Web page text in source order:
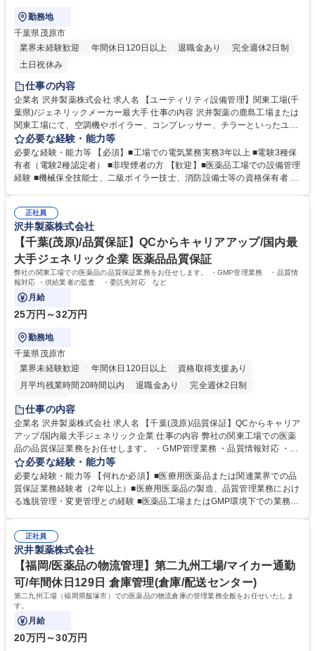
勤務地
千葉県茂原市
業界未経験歓迎
年間休日120日以上 退職金あり
完全週休2日制
土日祝休み
仕事の内容
企業名 沢井製薬株式会社 求人名 【ユーティリティ設備管理】関東工場(千
葉県)/ジェネリックメーカー最大手 仕事の内容 沢井製薬の鹿島工場または
関東工場にて、空調機やボイラー、コンプレッサー、チラーといったユー
ティリティ設備の運転、監視、点検、整備などの保守管理運営業務全般を
お任せします。 【詳細】 ■空調機、ボイラー、コンプレッサー、チラー等
のユーティリティ設備の運転・監視・点検・整備実務 ■各設備の中長期計
画の作成、実行、解析 ■予算管理などの管理業務全般。 工場の安定稼働を
必要な経験・能力等
必要な経験・能力等 【必須】■工場での電気業務実務3年以上 ■電験3種保
有者（電験2種認定者） ■非喫煙者の方 【歓迎】■医薬品工場での設備管理
経験 ■機械保全技能士、二級ボイラー技士、消防設備士等の資格保有者 ■
バランスを大切にしながら、長期勤続によるキャリア形成を図れます。 学
歴・資格 学歴：大学院 大学 高専 高校 語学力： 資格：第三種電気主任技
術者
正社員
沢井製薬株式会社
【千葉(茂原)/品質保証】QCからキャリアアップ/国内最
大手ジェネリック企業 医薬品品質保証
弊社の関東工場での医薬品の品質保証業務をお任せします。 ・GMP管理業務 ・品質情
報対応 ・供給業者の監査 ・委託先対応 など
月給
25万円～32万円
勤務地
千葉県茂原市
業界未経験歓迎
年間休日120日以上
資格取得支援あり
月平均残業時間20時間以内
退職金あり
完全週休2日制
土日祝休み
仕事の内容
企業名 沢井製薬株式会社 求人名 【千葉(茂原)/品質保証】QCからキャリア
アップ/国内最大手ジェネリック企業 仕事の内容 弊社の関東工場での医薬
品の品質保証業務をお任せします。 ・GMP管理業務 ・品質情報対応 ・供
給業者の監査 ・委託先対応 など 【募集の背景】販売品目数の増加に伴
い、品質保証の部門を強化するための増員採用です。安定供給に強みを持
つ当社において、品質という重要な部分をご担当頂きます。 【働き方】社
員の皆さんの活躍を応援する一番のサポーターでありたいと考え、育児や
アップ/国内最大手ジェネリック企業
必要な経験・能力等
必要な経験・能力等 【何れか必須】■医療用医薬品または関連業界での品
質保証業務経験者（2年以上）■医療用医薬品の製造、品質管理業務におけ
る逸脱管理・変更管理との経験 ■医薬品工場またはGMP環境下での業務経
発売や水なしでも飲める睡眠導入剤(OD錠)の開発など付加価値の高い製品
展開と特許戦略に長け、高利益率を維持。全国6工場・業界最大規模の総
敷地面積で万全の安定供給体制を確立。約780品目もの製品を供給。◆米
国USLを子会社化 ◆149種の通信教育(会社補助最大85%)を受講可能 学
歴・資格 学歴：大学院 大学 高専 語学力： 資格：
正社員
沢井製薬株式会社
【福岡/医薬品の物流管理】第二九州工場/マイカー通勤
可/年間休日129日 倉庫管理(倉庫/配送センター)
第二九州工場（福岡県飯塚市）での医薬品の物流倉庫の管理業務全般をお任せいたしま
す。
月給
20万円～30万円